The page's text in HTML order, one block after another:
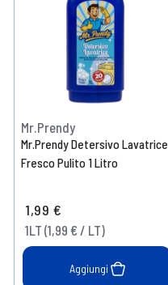
Mr.Prendy
Mr.Prendy Detersivo Lavatrice
Fresco Pulito 1 Litro
1,99 €
1LT (1,99 € / LT)
Aggiungi